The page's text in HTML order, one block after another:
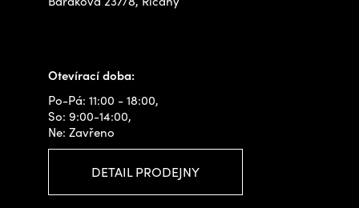
Otevírací doba:
Po-Pá: 11:00 - 18:00,
So: 9:00-14:00,
Ne: Zavřeno
DETAIL PRODEJNY